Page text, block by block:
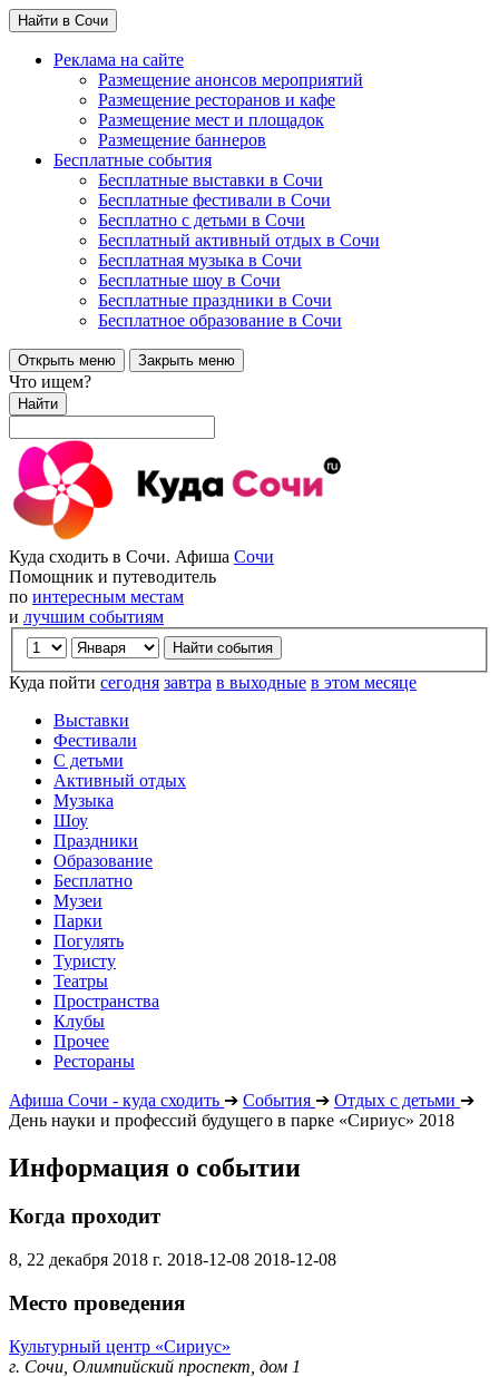
Найти в Сочи
Реклама на сайте
Размещение анонсов мероприятий
Размещение ресторанов и кафе
Размещение мест и площадок
Размещение баннеров
Бесплатные события
Бесплатные выставки в Сочи
Бесплатные фестивали в Сочи
Бесплатно с детьми в Сочи
Бесплатный активный отдых в Сочи
Бесплатная музыка в Сочи
Бесплатные шоу в Сочи
Бесплатные праздники в Сочи
Бесплатное образование в Сочи
Открыть меню Закрыть меню
Что ищем?
Найти
Куда сходить в Сочи. Афиша Сочи
Помощник и путеводитель
по интересным местам
и лучшим событиям
Куда пойти сегодня завтра в выходные в этом месяце
Выставки
Фестивали
С детьми
Активный отдых
Музыка
Шоу
Праздники
Образование
Бесплатно
Музеи
Парки
Погулять
Туристу
Театры
Пространства
Клубы
Прочее
Рестораны
Афиша Сочи - куда сходить ➔ События ➔ Отдых с детьми ➔
День науки и профессий будущего в парке «Сириус» 2018
Информация о событии
Когда проходит
8, 22 декабря 2018 г. 2018-12-08 2018-12-08
Место проведения
Культурный центр «Сириус»
г. Сочи, Олимпийский проспект, дом 1